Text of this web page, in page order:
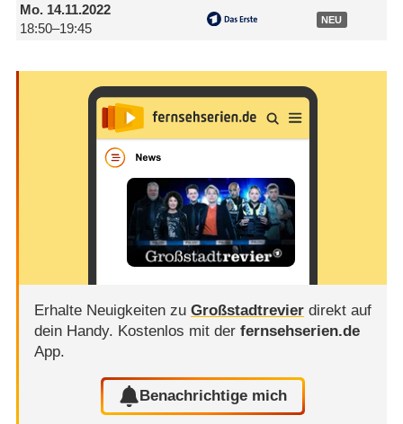
Mo.14.11.2022
18:50–19:45
NEU
Erhalte Neuigkeiten zu Großstadtrevierdirekt auf
dein Handy. Kostenlos mit der fernsehserien.de
App.
Benachrichtige mich